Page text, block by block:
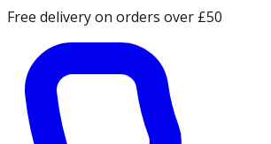
Free delivery on orders over £50